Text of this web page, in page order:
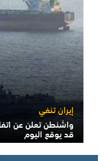
إيران تنفي
واشنطن تعلن عن
قد يوقع اليوم